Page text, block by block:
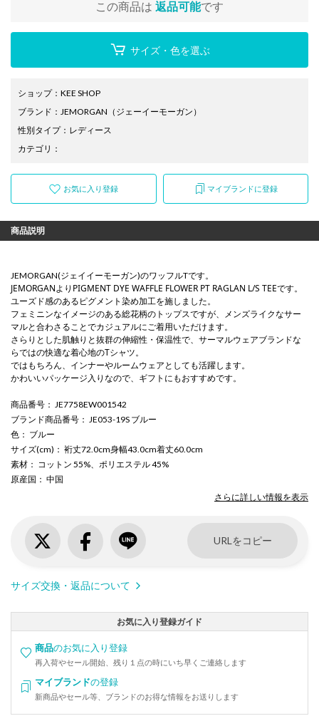
この商品は 返品可能です
サイズ・色を選ぶ
ショップ： KEE SHOP
ブランド ： JEMORGAN （ジェーイーモーガン）
性別タイプ： レディース
カテゴリ ：
お気に入り登録 マイブランドに登録
商品説明
JEMORGAN(ジェイイーモーガン)のワッフルTです。
JEMORGANよりPIGMENT DYE WAFFLE FLOWER PT RAGLAN L/S TEEです。
ユーズド感のあるピグメント染め加工を施しました。
フェミニンなイメージのある総花柄のトップスですが、メンズライクなサー
マルと合わさることでカジュアルにご着用いただけます。
さらりとした肌触りと抜群の伸縮性・保温性で、サーマルウェアブランドな
らではの快適な着心地のTシャツ。
ではもちろん、インナーやルームウェアとしても活躍します。
かわいいパッケージ入りなので、ギフトにもおすすめです。
商品番号 ： JE7758EW001542
ブランド商品番号 ： JE053-19S ブルー
色 ： ブルー
サイズ(cm) ： 裄丈72.0cm身幅43.0cm着丈60.0cm
素材 ： コットン 55%、ポリエステル 45%
原産国 ： 中国
さらに詳しい情報を表示
URLをコピー
サイズ交換・返品について
お気に入り登録ガイド
商品のお気に入り登録
再入荷やセール開始、残り１点の時にいち早くご連絡します
マイブランドの登録
新商品やセール等、ブランドのお得な情報をお送りします